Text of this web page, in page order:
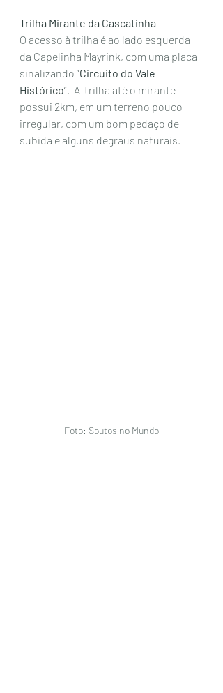
Trilha Mirante da Cascatinha
O acesso à trilha é ao lado esquerda
da Capelinha Mayrink, com uma placa
sinalizando “Circuito do Vale
Histórico“.  A  trilha até o mirante
possui 2km, em um terreno pouco
irregular, com um bom pedaço de
subida e alguns degraus naturais.
Foto: Soutos no Mundo